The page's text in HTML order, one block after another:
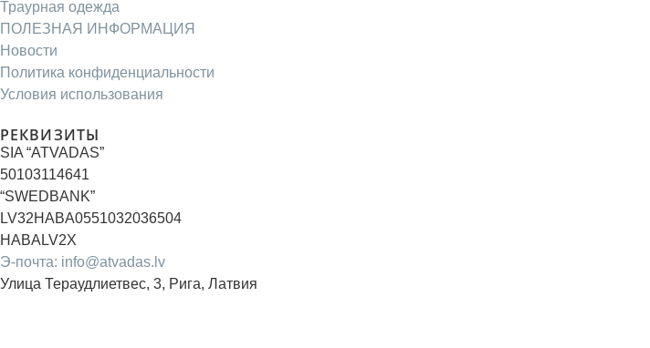
Траурная одежда
ПОЛЕЗНАЯ ИНФОРМАЦИЯ
Новости
Политика конфиденциальности
Условия использования
РЕКВИЗИТЫ
SIA “ATVADAS”
50103114641
“SWEDBANK”
LV32HABA0551032036504
HABALV2X
Э-почта: info@atvadas.lv
Улица Тераудлиетвес, 3, Рига, Латвия